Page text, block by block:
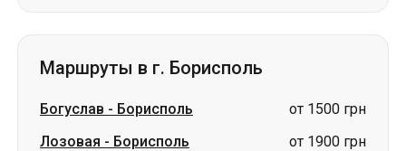
Маршруты в г. Борисполь
Богуслав - Борисполь
от 1500 грн
Лозовая - Борисполь
от 1900 грн